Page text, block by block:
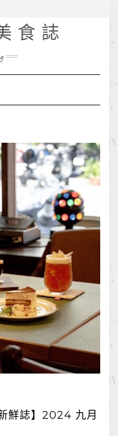
食誌
鮮誌】2024 九月